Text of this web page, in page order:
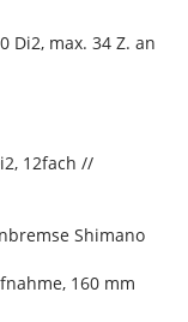
Di2, max. 34 Z. an
12fach //
Shimano
160 mm